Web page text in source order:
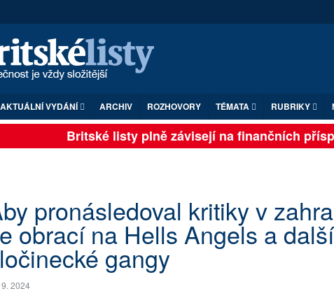
AKTUÁLNÍ VYDÁNÍ ARCHIV ROZHOVORY TÉMATA RUBRIKY
Britské listy plně závisejí na finančních
pronásledoval kritiky v
obrací na Hells Angels a další
gangy
2024